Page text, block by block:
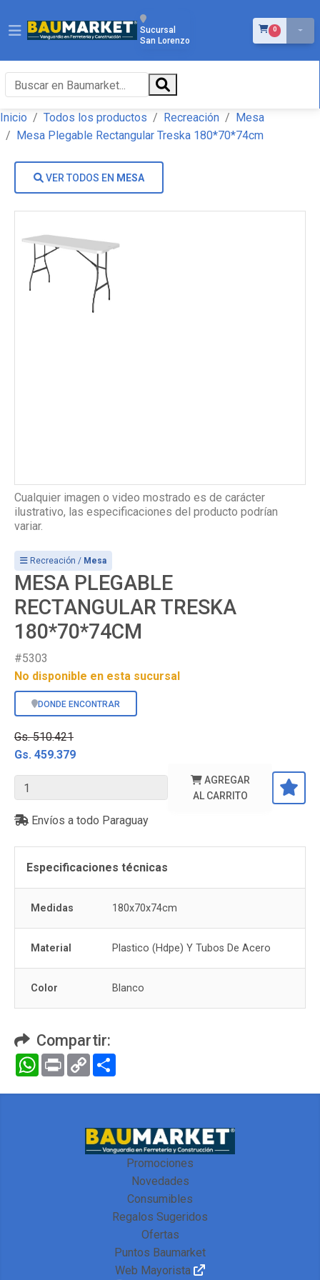
Sucursal
San Lorenzo
0ÍTEMS EN EL
Inicio Todos los productos Recreación
Mesa
Mesa Plegable Rectangular Treska 180*70*74cm
VER TODOS EN MESA
Cualquier imagen o video mostrado es de carácter
ilustrativo, las especificaciones del producto podrían
variar.
Recreación / Mesa
MESA PLEGABLE
RECTANGULAR TRESKA
180*70*74CM
#5303
No disponible en esta sucursal
DONDE ENCONTRAR
Gs. 510.421
Gs. 459.379
AGREGAR
AL CARRITO
Envíos a todo Paraguay
Especificaciones técnicas
Medidas 180x70x74cm
Material Plastico (Hdpe) Y Tubos De Acero
Color Blanco
Compartir:
WhatsApp
Print Copy
Link
Promociones
Novedades
Consumibles
Regalos Sugeridos
Ofertas
Puntos Baumarket
Web Mayorista